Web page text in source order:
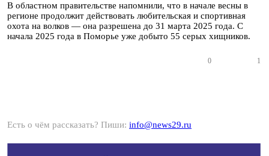
В областном правительстве напомнили, что в начале весны в
регионе продолжит действовать любительская и спортивная
охота на волков — она разрешена до 31 марта 2025 года. С
начала 2025 года в Поморье уже добыто 55 серых хищников.
0 1
Есть о чём рассказать? Пиши: info@news29.ru